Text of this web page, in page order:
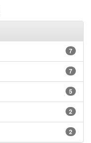
7
7
5
2
2